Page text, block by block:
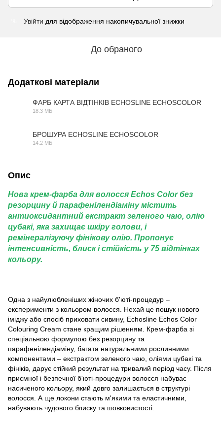
Увійти для відображення накопичувальної знижки
До обраного
Додаткові матеріали
ФАРБ КАРТА ВІДТІНКІВ ECHOSLINE ECHOSCOLOR
18.3 МБ
БРОШУРА ECHOSLINE ECHOSCOLOR
14.2 МБ
Опис
Нова крем-фарба для волосся Echos Color без
резорцину й парафенілендіаміну містить
антиоксидантний екстракт зеленого чаю, олію
цубакі, яка захищає шкіру голови, і
ремінералізуючу фінікову олію. Пропонує
інтенсивність, блиск і стійкість у 75 відтінках
кольору.
Одна з найулюбленіших жіночих б'юті-процедур –
експерименти з кольором волосся. Нехай це пошук нового
іміджу або спосіб приховати сивину, Echosline Echos Color
Colouring Cream стане кращим рішенням. Крем-фарба зі
спеціальною формулою без резорцину та
парафенілендіаміну, багата натуральними рослинними
компонентами – екстрактом зеленого чаю, оліями цубакі та
фініків, дарує стійкий результат на тривалий період часу. Після
приємної і безпечної б'юті-процедури волосся набуває
насиченого кольору, який довго залишається в структурі
волосся. А ще локони стають м'якими та еластичними,
набувають чудового блиску та шовковистості.